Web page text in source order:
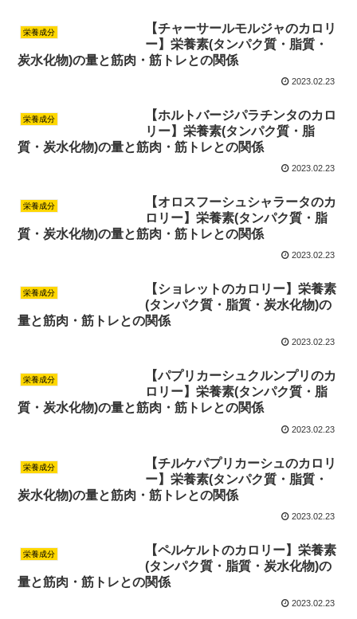
栄養成分
【チャーサールモルジャのカロリ
ー】栄養素(タンパク質・脂質・
炭水化物)の量と筋肉・筋トレとの関係
2023.02.23
栄養成分
【ホルトバージパラチンタのカロ
リー】栄養素(タンパク質・脂
質・炭水化物)の量と筋肉・筋トレとの関係
2023.02.23
栄養成分
【オロスフーシュシャラータのカ
ロリー】栄養素(タンパク質・脂
質・炭水化物)の量と筋肉・筋トレとの関係
2023.02.23
栄養成分
【ショレットのカロリー】栄養素
(タンパク質・脂質・炭水化物)の
量と筋肉・筋トレとの関係
2023.02.23
栄養成分
【パプリカーシュクルンプリのカ
ロリー】栄養素(タンパク質・脂
質・炭水化物)の量と筋肉・筋トレとの関係
2023.02.23
栄養成分
【チルケパプリカーシュのカロリ
ー】栄養素(タンパク質・脂質・
炭水化物)の量と筋肉・筋トレとの関係
2023.02.23
栄養成分
【ペルケルトのカロリー】栄養素
(タンパク質・脂質・炭水化物)の
量と筋肉・筋トレとの関係
2023.02.23